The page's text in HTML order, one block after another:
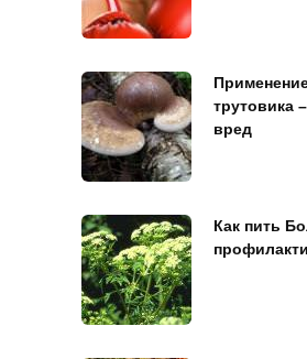
трутовика
вред
Как пить